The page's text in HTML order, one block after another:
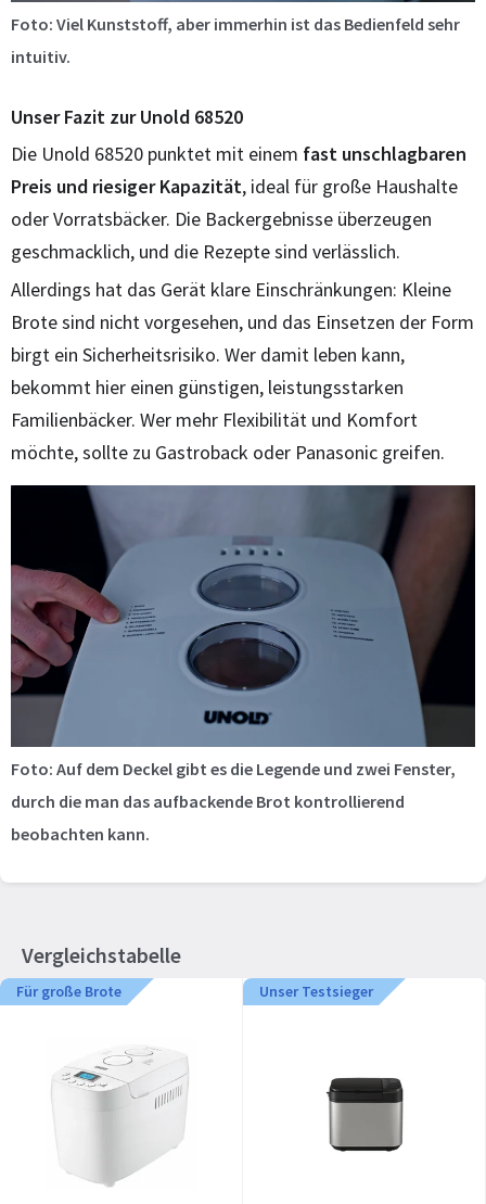
Foto: Viel Kunststoff, aber immerhin ist das Bedienfeld sehr
intuitiv.
Unser Fazit zur Unold 68520
Die Unold 68520 punktet mit einem fast unschlagbaren
Preis und riesiger Kapazität, ideal für große Haushalte
oder Vorratsbäcker. Die Backergebnisse überzeugen
geschmacklich, und die Rezepte sind verlässlich.
Allerdings hat das Gerät klare Einschränkungen: Kleine
Brote sind nicht vorgesehen, und das Einsetzen der Form
birgt ein Sicherheitsrisiko. Wer damit leben kann,
bekommt hier einen günstigen, leistungsstarken
Familienbäcker. Wer mehr Flexibilität und Komfort
möchte, sollte zu Gastroback oder Panasonic greifen.
Foto: Auf dem Deckel gibt es die Legende und zwei Fenster,
durch die man das aufbackende Brot kontrollierend
beobachten kann.
Vergleichstabelle
Für große Brote Unser Testsieger